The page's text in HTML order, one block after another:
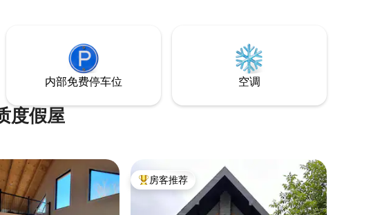
内部免费停车位 空调
度假屋
热门「房客推荐」
房客推荐